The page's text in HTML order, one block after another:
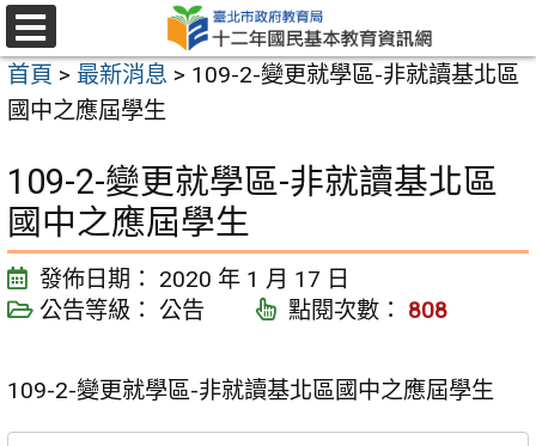
跳
至
主
要
容
區
選
單
首頁 > 最新消息 > 109-2-變更就學區-非就讀基北區
國中之應屆學生
109-2-變更就學區-非就讀基北區
國中之應屆學生
發佈日期：
2020 年 1 月 17 日
公告等級：
公告 點閱次數： 808
109-2-變更就學區-非就讀基北區國中之應屆學生